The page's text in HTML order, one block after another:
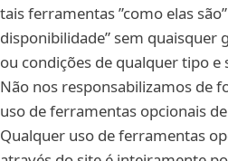
tais ferramentas ”como elas
disponibilidade” sem quaisquer
ou condições de qualquer tipo
Não nos responsabilizamos de
uso de ferramentas opcionais
Qualquer uso de ferramentas